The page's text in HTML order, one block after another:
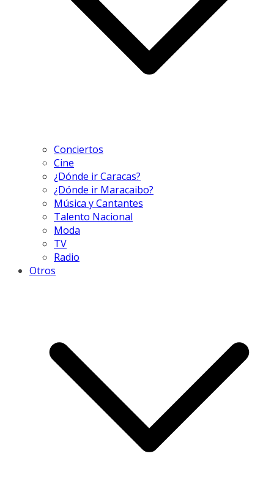
Conciertos
Cine
¿Dónde ir Caracas?
¿Dónde ir Maracaibo?
Música y Cantantes
Talento Nacional
Moda
TV
Radio
Otros